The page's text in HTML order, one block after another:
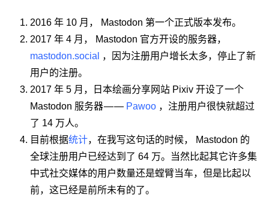
2016 年 10 月， Mastodon 第一个正式版本发布。
2017 年 4 月， Mastodon 官方开设的服务器，
mastodon.social
，因为注册用户增长太多，停止了新
用户的注册。
2017 年 5 月，日本绘画分享网站 Pixiv 开设了一个
Mastodon 服务器 — — Pawoo ，注册用户很快就超过
了 14 万人。
目前根据统计，在我写这句话的时候， Mastodon 的
全球注册用户已经达到了 64 万。当然比起其它许多集
中式社交媒体的用户数量还是螳臂当车，但是比起以
前，这已经是前所未有的了。